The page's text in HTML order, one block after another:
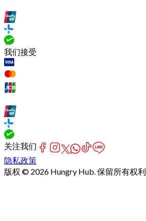
我们接受
关注我们
隐私政策
版权 © 2026 Hungry Hub. 保留所有权利.